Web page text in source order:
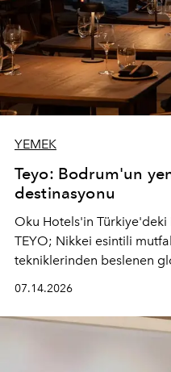
YEMEK
Teyo: Bodrum'un
destinasyonu
Oku Hotels'in Türkiye'deki
TEYO; Nikkei esintili
tekniklerinden beslenen
07.14.2026